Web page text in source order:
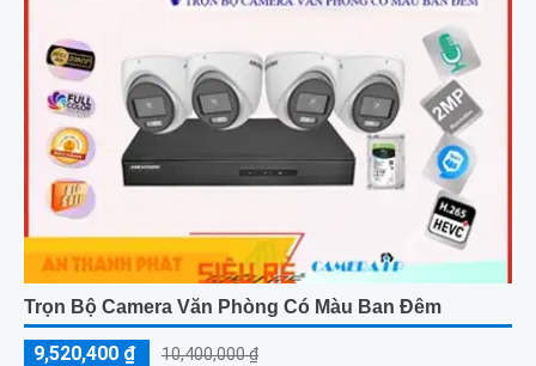
Trọn Bộ Camera Văn Phòng Có Màu Ban Đêm
9,520,400 ₫ 10,400,000 ₫